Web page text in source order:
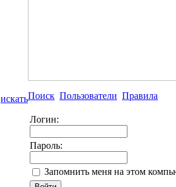
искатьПоиск Пользователи Правила
Логин:
Пароль:
Запомнить меня на этом